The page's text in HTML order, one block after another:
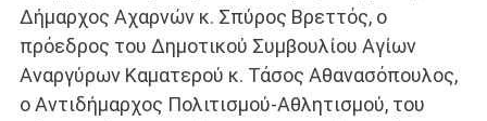
Δήμαρχος Αχαρνών κ. Σπύρος Βρεττός, o
πρόεδρος του Δημοτικού Συμβουλίου Αγίων
Αναργύρων Καματερού κ. Τάσος Αθανασόπουλος,
ο Αντιδήμαρχος Πολιτισμού-Αθλητισμού, του